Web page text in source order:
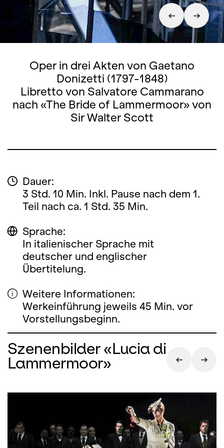
Oper in drei Akten von Gaetano
Donizetti (1797-1848)
Libretto von Salvatore Cammarano
nach «The Bride of Lammermoor» von
Sir Walter Scott
Dauer:
3 Std. 10 Min. Inkl. Pause nach dem 1.
Teil nach ca. 1 Std. 35 Min.
Sprache:
In italienischer Sprache mit
deutscher und englischer
Übertitelung.
Weitere Informationen:
Werkeinführung jeweils 45 Min. vor
Vorstellungsbeginn.
Szenenbilder «Lucia di
Lammermoor»